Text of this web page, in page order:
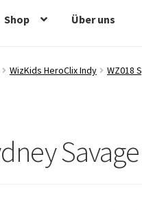
Shop Über uns
WizKids HeroClix Indy WZ018